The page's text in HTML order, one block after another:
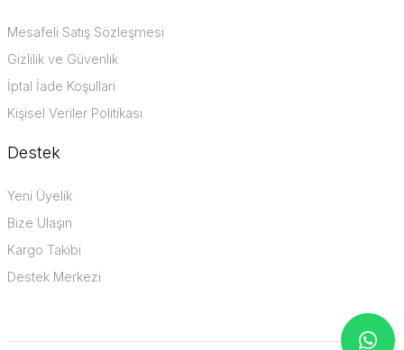
Mesafeli Satış Sözleşmesi
Gizlilik ve Güvenlik
İptal İade Koşullari
Kişisel Veriler Politikası
Destek
Yeni Üyelik
Bize Ulaşın
Kargo Takibi
Destek Merkezi